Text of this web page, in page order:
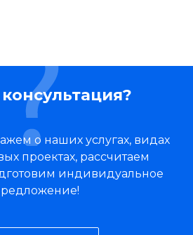
о наших услугах, видах
проектах, рассчитаем
индивидуальное